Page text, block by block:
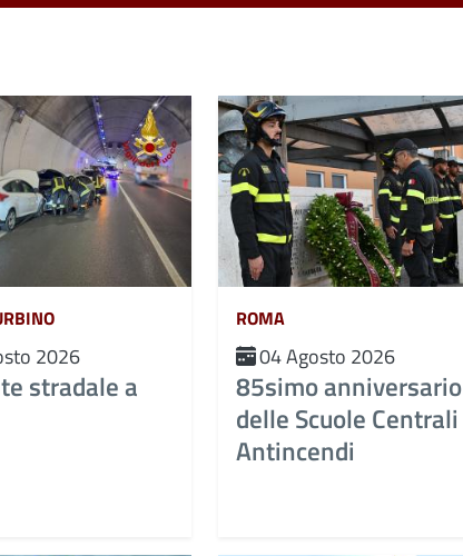
2026
stradale a
ROMA
04 Agosto 2026
85simo anniversario
delle Scuole Centrali
Antincendi